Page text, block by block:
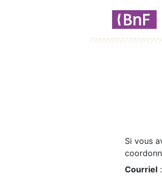
Si vous
Courriel :